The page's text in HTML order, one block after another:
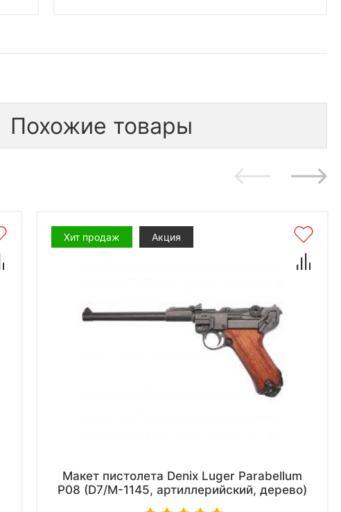
Похожие товары
Хит продаж Акция
Макет пистолета Denix Luger Parabellum
P08 (D7/M-1145, артиллерийский, дерево)